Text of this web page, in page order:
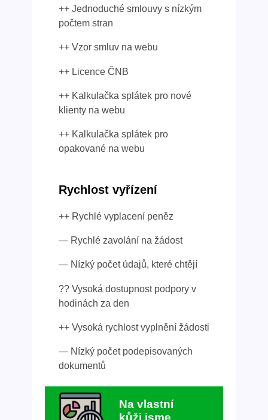
++ Jednoduché smlouvy s nízkým
počtem stran
++ Vzor smluv na webu
++ Licence ČNB
++ Kalkulačka splátek pro nové
klienty na webu
++ Kalkulačka splátek pro
opakované na webu
Rychlost vyřízení
++ Rychlé vyplacení peněz
— Rychlé zavolání na žádost
— Nízký počet údajů, které chtějí
?? Vysoká dostupnost podpory v
hodinách za den
++ Vysoká rychlost vyplnění žádosti
— Nízký počet podepisovaných
dokumentů
Na vlastní
kůži jsme